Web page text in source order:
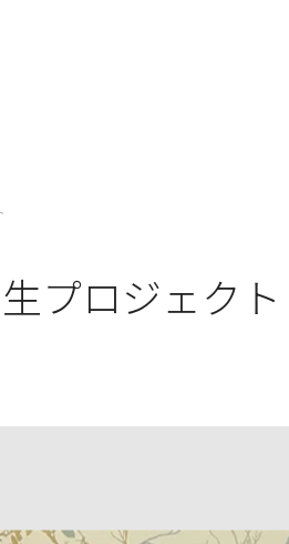
プロジェクト